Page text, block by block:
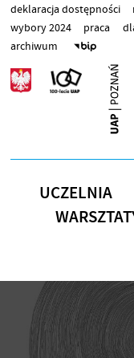
Przejdź do treści
deklaracja dostępności
wybory 2024
praca
archiwum
UCZELNIA